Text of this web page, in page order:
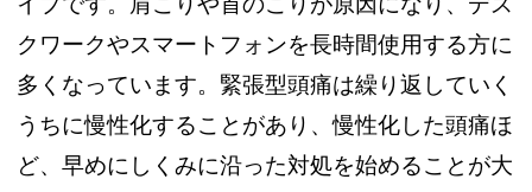
クワークやスマートフォンを長時間使用する方に
多くなっています。緊張型頭痛は繰り返していく
うちに慢性化することがあり、慢性化した頭痛ほ
ど、早めにしくみに沿った対処を始めることが大